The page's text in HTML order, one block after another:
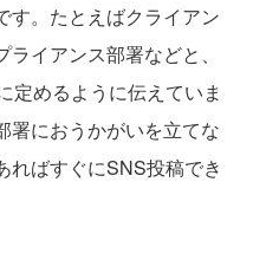
す。たとえばクライアン
イアンス部署などと、
定めるように伝えていま
署におうかがいを立てな
ればすぐにSNS投稿でき